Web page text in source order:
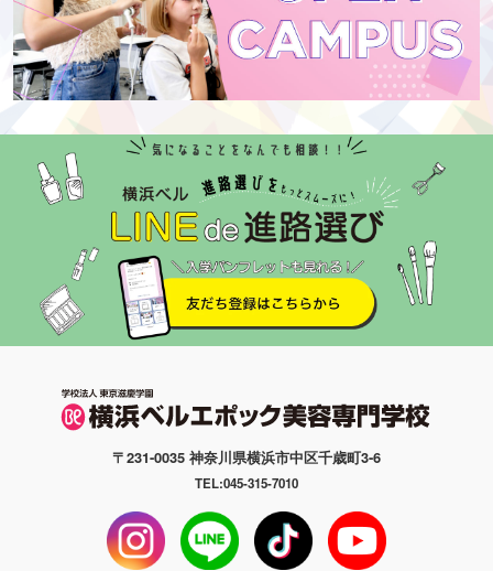
〒231-0035 神奈川県横浜市中区千歳町3-6
TEL:045-315-7010